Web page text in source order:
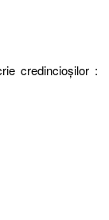
credincioşilor :